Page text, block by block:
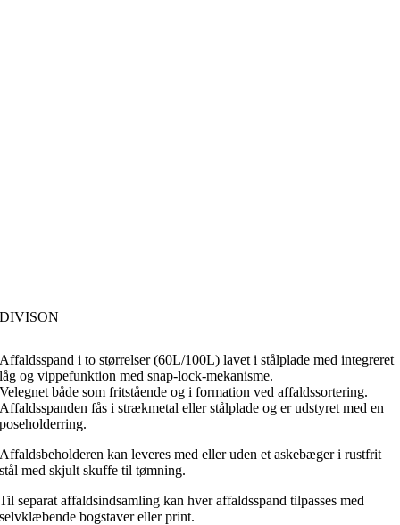
DIVISON
Affaldsspand i to størrelser (60L/100L) lavet i stålplade med integreret
låg og vippefunktion med snap-lock-mekanisme.
Velegnet både som fritstående og i formation ved affaldssortering.
Affaldsspanden fås i strækmetal eller stålplade og er udstyret med en
poseholderring.
Affaldsbeholderen kan leveres med eller uden et askebæger i rustfrit
stål med skjult skuffe til tømning.
Til separat affaldsindsamling kan hver affaldsspand tilpasses med
selvklæbende bogstaver eller print.